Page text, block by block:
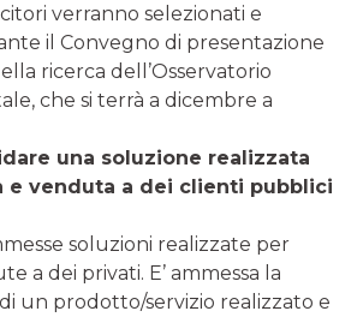
verranno selezionati e
il Convegno di presentazione
ricerca dell’Osservatorio
che si terrà a dicembre a
una soluzione realizzata
e venduta a dei clienti pubblici
soluzioni realizzate per
a dei privati. E’ ammessa la
un prodotto/servizio realizzato e